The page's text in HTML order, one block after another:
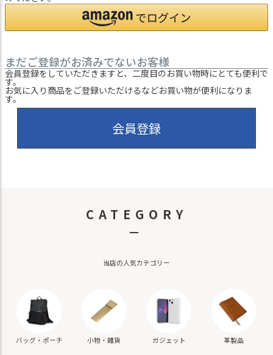
まだご登録がお済みでないお客様
会員登録をしていただきますと、二度目のお買い物時にとても便利で
す。
お気に入り商品をご登録いただけるなどお買い物が便利になりま
す。
会員登録
CATEGORY
－
当店の人気カテゴリー
バッグ・ポーチ 小物・雑貨 ガジェット 革製品